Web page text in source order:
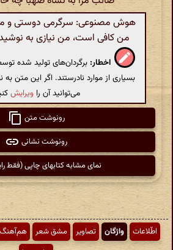
هوش مصنوعی: سرگرمی دوستی و
من کافی است، من نیازی به
اخطار: برگردان‌های تولید شده
بسیاری از موارد نادرستند. اگر این متن
می‌توانید آن را ویرایش
رونوشت متن
رونوشت نشانی
نمای مشابه کتابهای چاپی (فقط
اطّلاعات واژگان تصاویر مشق شعر